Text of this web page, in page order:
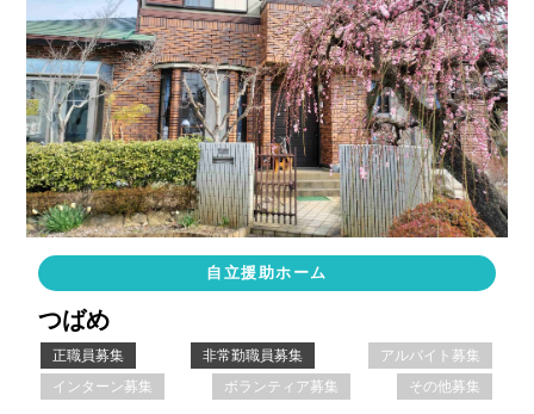
自立援助ホーム
つばめ
正職員募集 非常勤職員募集
アルバイト募集
インターン募集
ボランティア募集 その他募集